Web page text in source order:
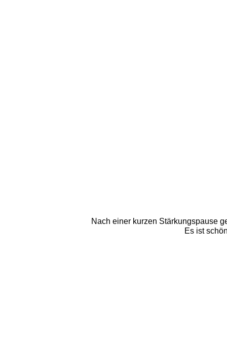
Nach einer kurzen Stärkungspause
Es ist